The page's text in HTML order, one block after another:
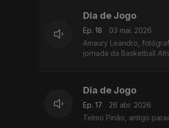
Dia de Jogo
Ep. 18
03 mai. 2026
Amaury Leandro,
jornada da Basketball
Dia de Jogo
Ep. 17
26 abr. 2026
Telmo Pinão, antigo